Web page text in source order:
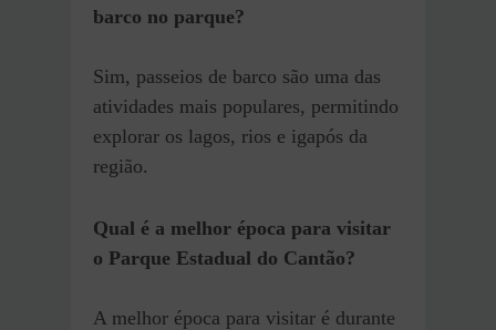
barco no parque?
Sim, passeios de barco são uma das
atividades mais populares, permitindo
explorar os lagos, rios e igapós da
região.
Qual é a melhor época para visitar
o Parque Estadual do Cantão?
A melhor época para visitar é durante